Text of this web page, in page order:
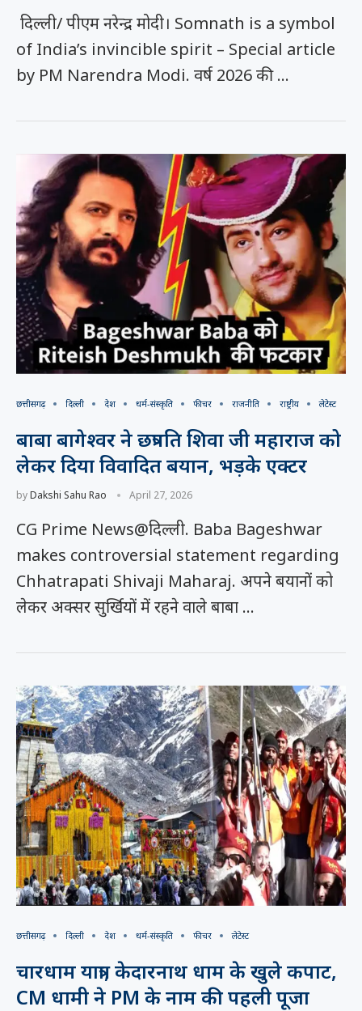
दिल्ली/ पीएम नरेन्द्र मोदी। Somnath is a symbol
of India’s invincible spirit – Special article
by PM Narendra Modi. वर्ष 2026 की …
छत्तीसगढ़ दिल्ली देश धर्म-संस्कृति फीचर राजनीति राष्ट्रीय लेटेस्ट
बाबा बागेश्वर ने छत्रपति शिवा जी महाराज को
लेकर दिया विवादित बयान, भड़के एक्टर
byDakshi Sahu Rao April 27, 2026
CG Prime News@दिल्ली. Baba Bageshwar
makes controversial statement regarding
Chhatrapati Shivaji Maharaj. अपने बयानों को
लेकर अक्सर सुर्खियों में रहने वाले बाबा …
छत्तीसगढ़ दिल्ली देश धर्म-संस्कृति फीचर लेटेस्ट
चारधाम यात्रा, केदारनाथ धाम के खुले कपाट,
CM धामी ने PM के नाम की पहली पूजा